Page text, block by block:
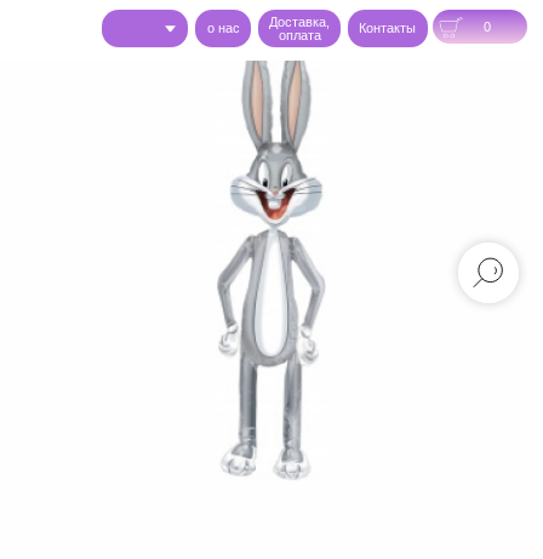
0
Доставка,
оплата
Контакты